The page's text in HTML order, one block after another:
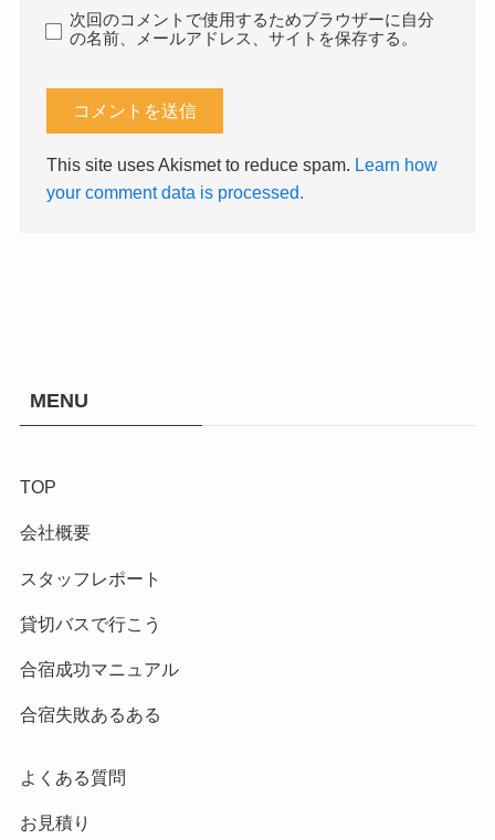
次回のコメントで使用するためブラウザーに自分
の名前、メールアドレス、サイトを保存する。
This site uses Akismet to reduce spam. Learn how
your comment data is processed.
MENU
TOP
会社概要
スタッフレポート
貸切バスで行こう
合宿成功マニュアル
合宿失敗あるある
よくある質問
お見積り